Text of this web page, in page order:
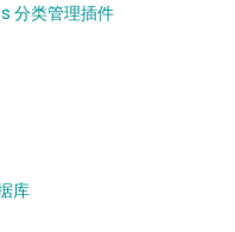
分类管理插件
库